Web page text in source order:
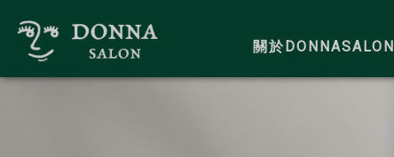
關於DONNASALON